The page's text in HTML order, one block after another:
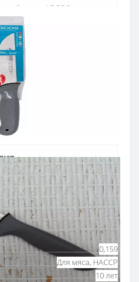
Все характеристики
0,159
Для мяса, HACCP
10 лет
ARCOS в
1-3 дней по Украине
ножи
мгновенная рассрочка